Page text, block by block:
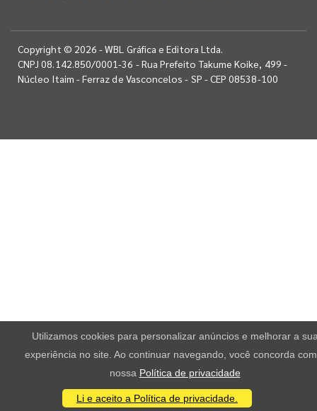
Copyright © 2026 - WBL Gráfica e Editora Ltda.
CNPJ 08.142.850/0001-36 - Rua Prefeito Takume Koike, 499 -
Núcleo Itaim - Ferraz de Vasconcelos - SP - CEP 08538-100
Utilizamos cookies para personalizar anúncios e melhorar a
experiência no site. Ao continuar navegando, você concorda
nossa Política de privacidade
Li e aceito a Política de privacidade.